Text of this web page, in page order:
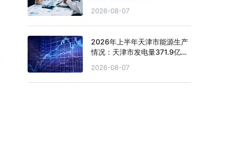
2026-08-07
2026年上半年天津市能源生产
情况：天津市发电量371.9亿千
2026-08-07